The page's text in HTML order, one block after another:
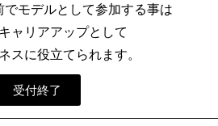
モデルとして参加する事は
ャリアアップとして
スに役立てられます。
受付終了